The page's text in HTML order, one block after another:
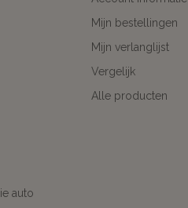
auto
Mijn bestellingen
Mijn verlanglijst
Vergelijk
Alle producten